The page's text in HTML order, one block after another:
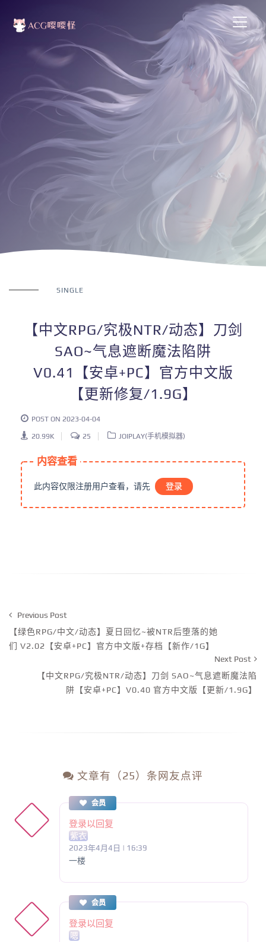
SINGLE
【中文RPG/究极NTR/动态】刀剑
SAO~气息遮断魔法陷阱
V0.41【安卓+PC】官方中文版
【更新修复/1.9G】
POST ON 2023-04-04
20.99K 25 JOIPLAY(手机模拟器)
内容查看
此内容仅限注册用户查看，请先 登录
Previous Post
【绿色RPG/中文/动态】夏日回忆~被NTR后堕落的她
们 V2.02【安卓+PC】官方中文版+存档【新作/1G】
Next Post
【中文RPG/究极NTR/动态】刀剑 SAO~气息遮断魔法陷
阱【安卓+PC】V0.40 官方中文版【更新/1.9G】
文章有（25）条网友点评
会员
登录以回复
紫衣
2023年4月4日 | 16:39
一楼
会员
登录以回复
嗯